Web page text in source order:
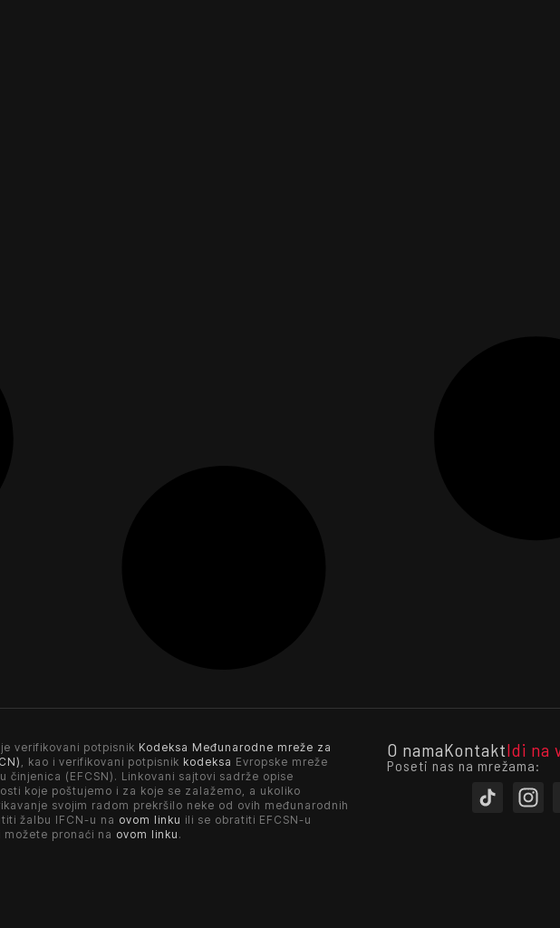
verifikovani potpisnik Kodeksa Međunarodne mreže za
, kao i verifikovani potpisnik kodeksa Evropske mreže
činjenica (EFCSN). Linkovani sajtovi sadrže opise
koje poštujemo i za koje se zalažemo, a ukoliko
svojim radom prekršilo neke od ovih međunarodnih
žalbu IFCN-u na ovom linku ili se obratiti EFCSN-u
pronaći na ovom linku .
O namaKontaktIdi na
Poseti nas na mrežama: